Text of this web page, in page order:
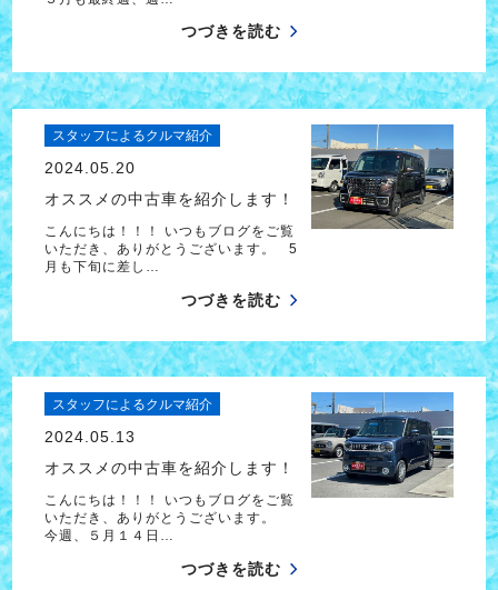
つづきを読む
スタッフによるクルマ紹介
2024.05.20
オススメの中古車を紹介します！
こんにちは！！！ いつもブログをご覧
いただき、ありがとうございます。 5
月も下旬に差し…
つづきを読む
スタッフによるクルマ紹介
2024.05.13
オススメの中古車を紹介します！
こんにちは！！！ いつもブログをご覧
いただき、ありがとうございます。
今週、５月１４日…
つづきを読む